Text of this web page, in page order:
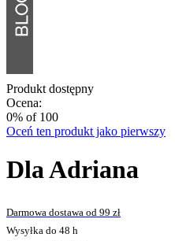
Produkt dostępny
Ocena:
0% of 100
Oceń ten produkt jako pierwszy
Dla Adriana
Darmowa dostawa od 99 zł
Wysyłka do 48 h